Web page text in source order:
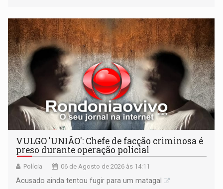
VULGO 'UNIÃO': Chefe de facção criminosa é
preso durante operação policial
Polícia 06 de Agosto de 2026 às 14:11
Acusado ainda tentou fugir para um matagal